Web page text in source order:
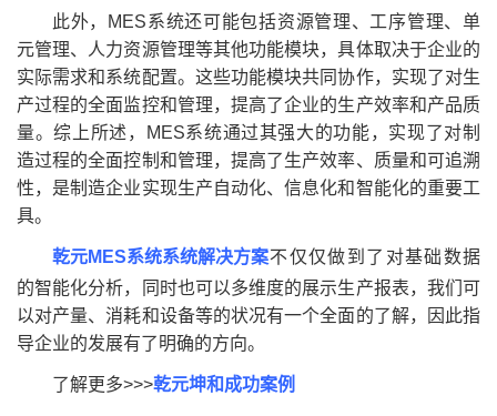
此外，MES系统还可能包括资源管理、工序管理、单
元管理、人力资源管理等其他功能模块，具体取决于企业的
实际需求和系统配置。这些功能模块共同协作，实现了对生
产过程的全面监控和管理，提高了企业的生产效率和产品质
量。综上所述，MES系统通过其强大的功能，实现了对制
造过程的全面控制和管理，提高了生产效率、质量和可追溯
性，是制造企业实现生产自动化、信息化和智能化的重要工
具。
乾元MES系统系统解决方案不仅仅做到了对基础数据
的智能化分析，同时也可以多维度的展示生产报表，我们可
以对产量、消耗和设备等的状况有一个全面的了解，因此指
导企业的发展有了明确的方向。
了解更多>>>乾元坤和成功案例